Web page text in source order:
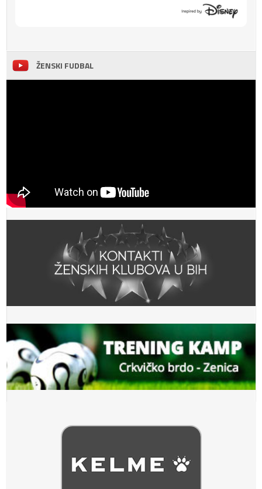
ŽENSKI FUDBAL